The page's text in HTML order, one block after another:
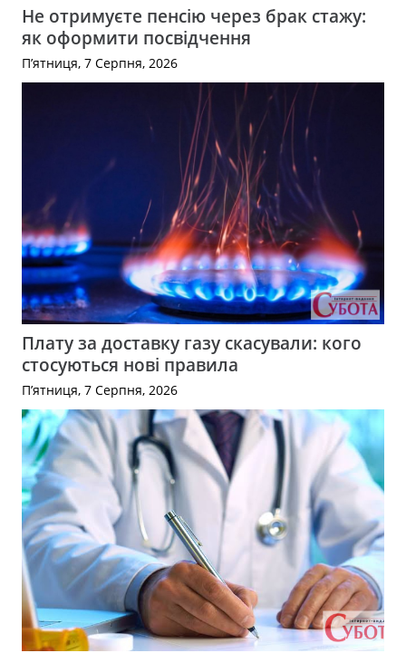
Не отримуєте пенсію через брак стажу:
як оформити посвідчення
П’ятниця, 7 Серпня, 2026
Плату за доставку газу скасували: кого
стосуються нові правила
П’ятниця, 7 Серпня, 2026